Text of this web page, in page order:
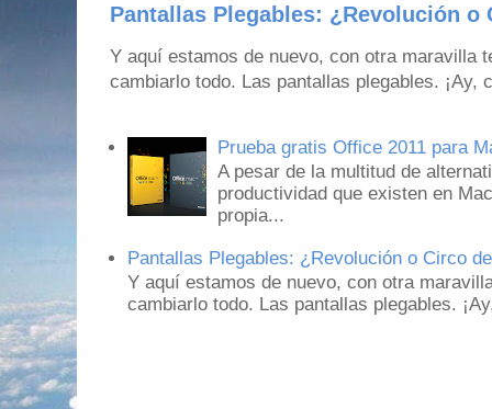
Pantallas Plegables: ¿Revolución o
Y aquí estamos de nuevo, con otra maravilla
cambiarlo todo. Las pantallas plegables. ¡Ay,
Prueba gratis Office 2011 para
A pesar de la multitud de
productividad que existen en
propia...
Pantallas Plegables: ¿Revolución o Circo
Y aquí estamos de nuevo, con otra
cambiarlo todo. Las pantallas plegables.